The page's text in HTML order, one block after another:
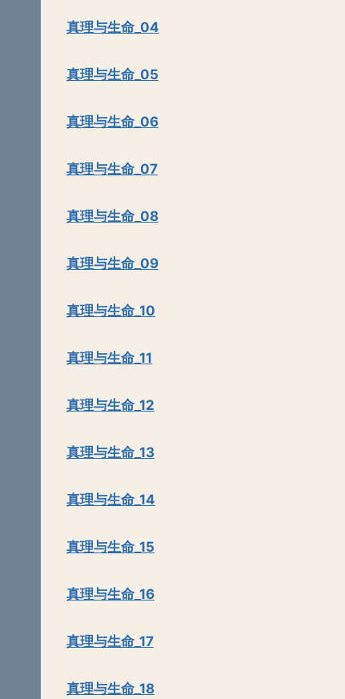
真理与生命_04
真理与生命_05
真理与生命_06
真理与生命_07
真理与生命_08
真理与生命_09
真理与生命_10
真理与生命_11
真理与生命_12
真理与生命_13
真理与生命_14
真理与生命_15
真理与生命_16
真理与生命_17
真理与生命_18